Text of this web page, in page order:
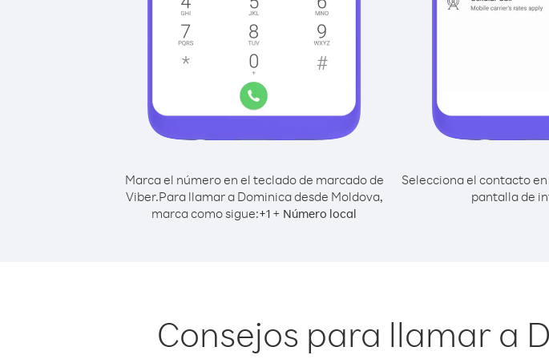
Marca el número en el teclado de marcado de
Viber.Para llamar a Dominica desde Moldova,
marca como sigue:+1 + Número local
Selecciona el contacto
pantalla de
Consejos para llamar a